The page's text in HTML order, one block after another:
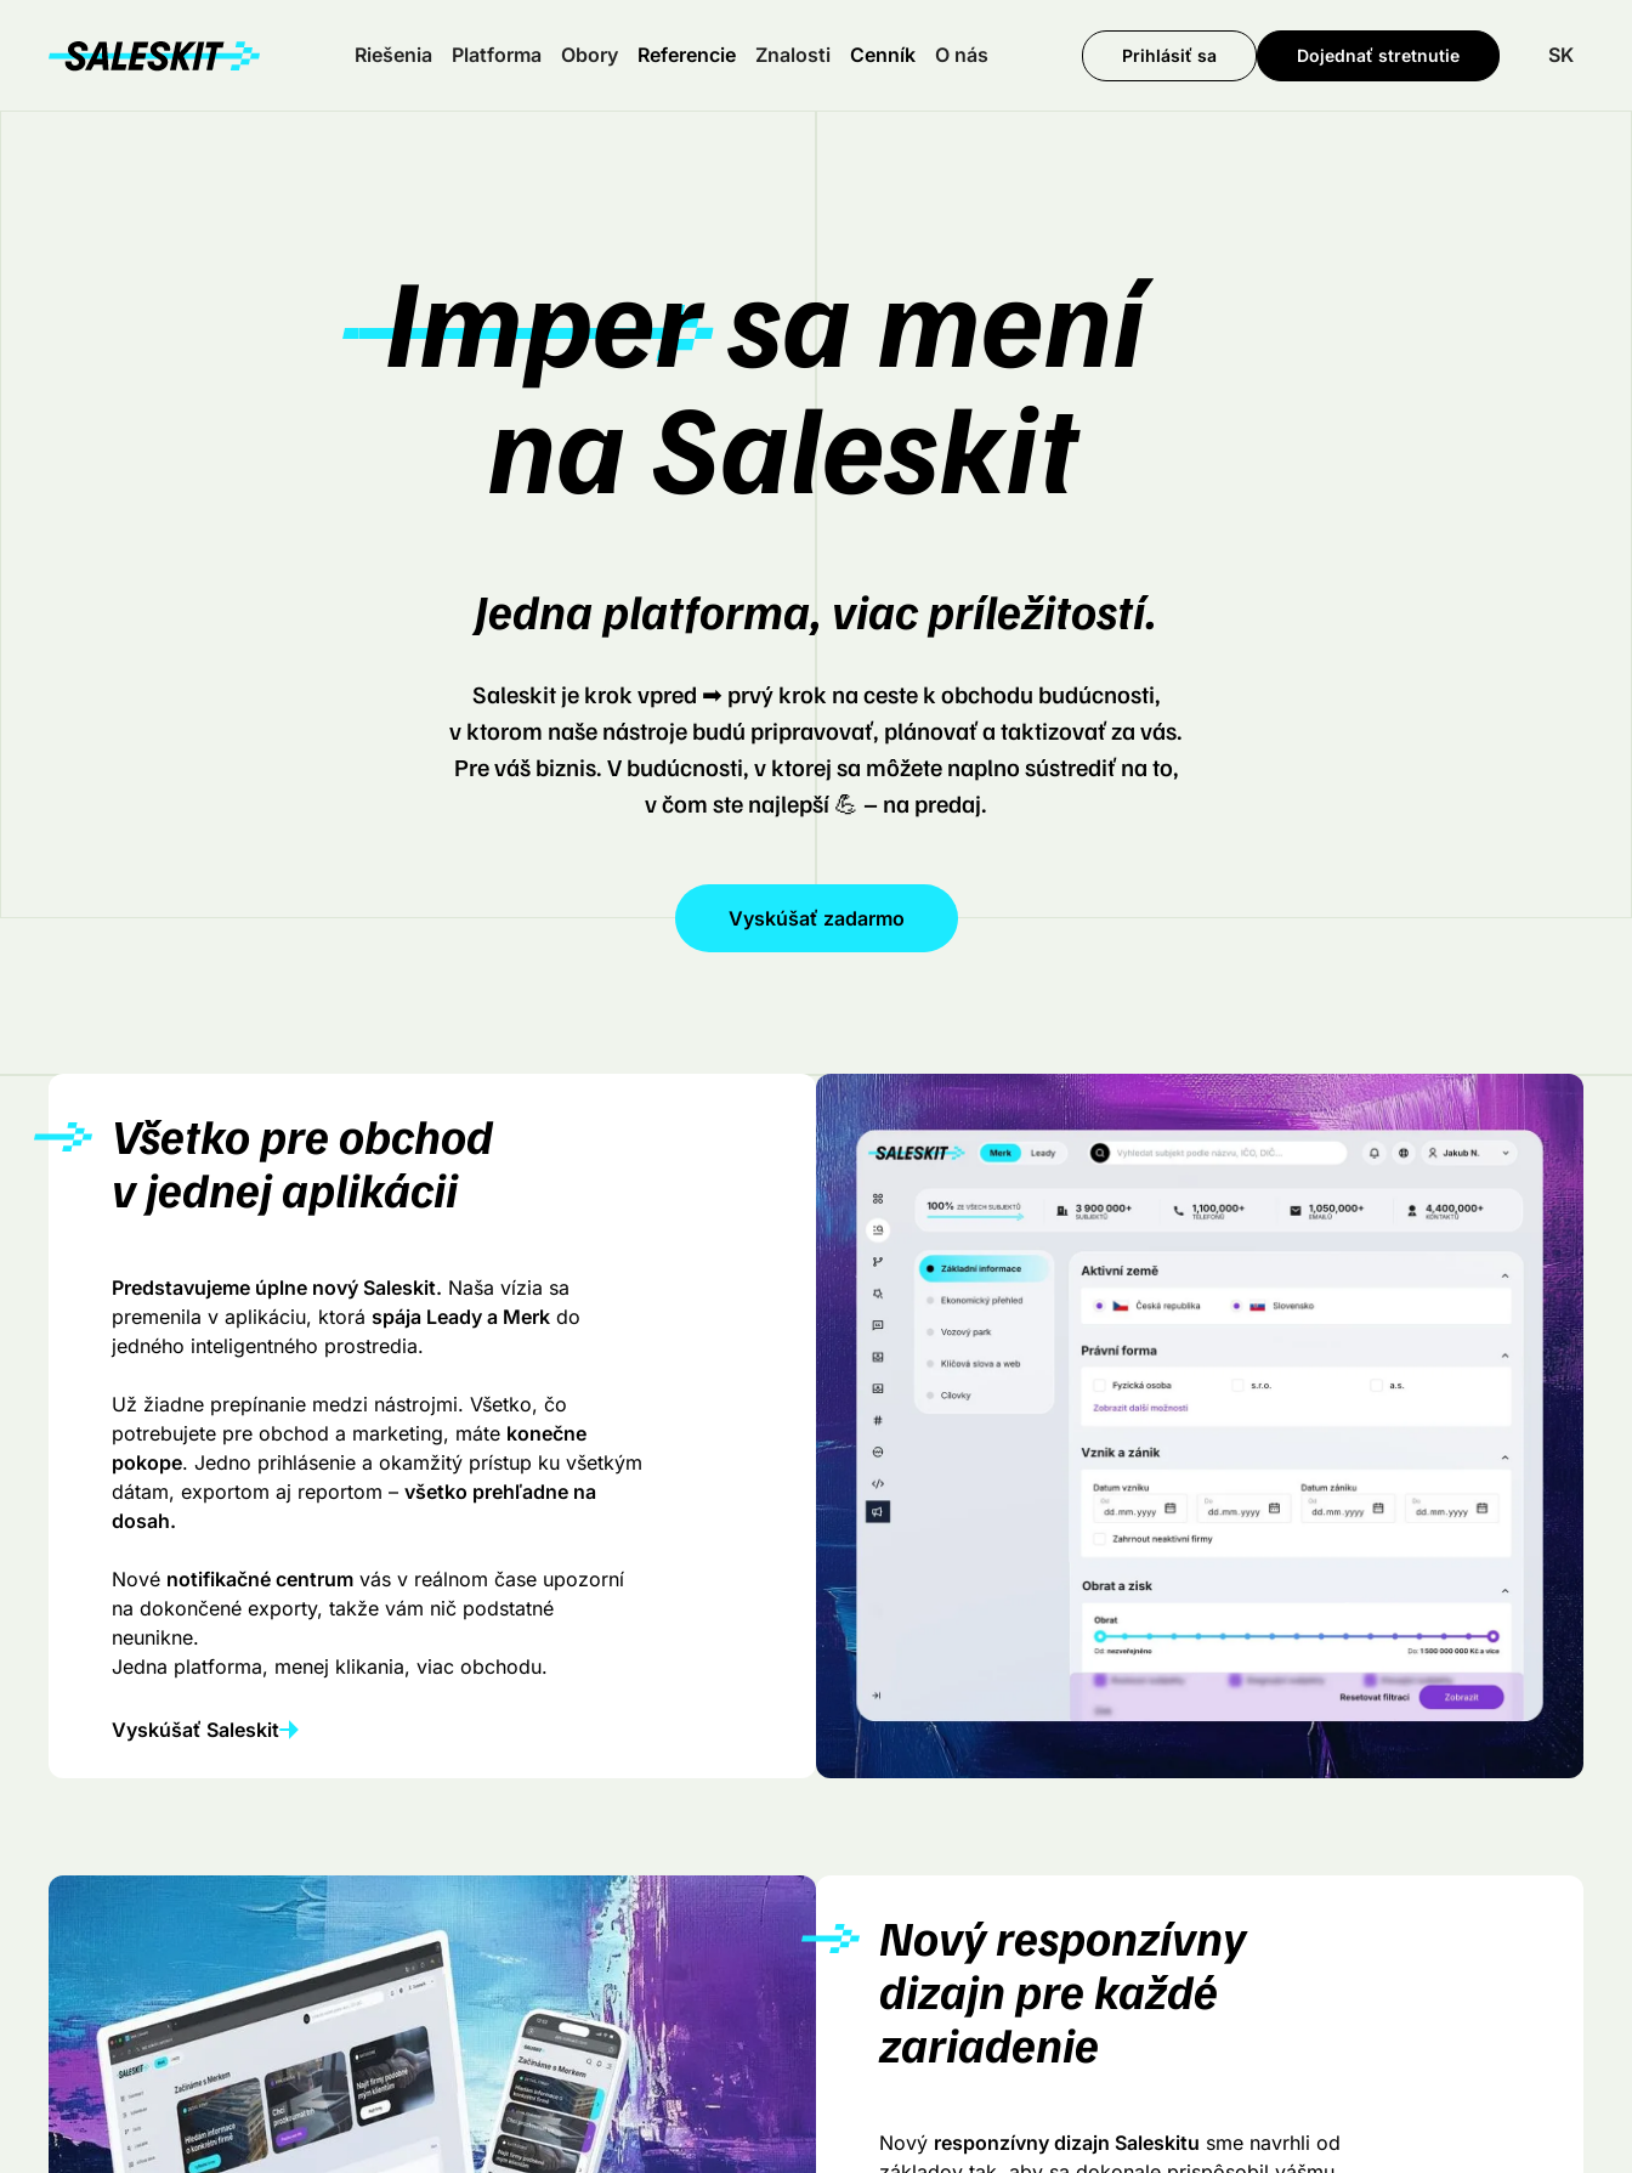
Riešenia Platforma Obory Referencie Znalosti Cenník O nás Prihlásiť sa Dojednať stretnutie SK
Imper sa mení
na Saleskit
Jedna platforma, viac príležitostí.
Saleskit je krok vpred ➡ prvý krok na ceste k obchodu budúcnosti,
v ktorom naše nástroje budú pripravovať, plánovať a taktizovať za vás.
Pre váš biznis. V budúcnosti, v ktorej sa môžete naplno sústrediť na to,
v čom ste najlepší 💪 – na predaj.
Vyskúšať zadarmo
Všetko pre obchod
v jednej aplikácii
Predstavujeme úplne nový Saleskit. Naša vízia sa
premenila v aplikáciu, ktorá spája Leady a Merk do
jedného inteligentného prostredia.
Už žiadne prepínanie medzi nástrojmi. Všetko, čo
potrebujete pre obchod a marketing, máte konečne
pokope. Jedno prihlásenie a okamžitý prístup ku všetkým
dátam, exportom aj reportom – všetko prehľadne na
dosah.
Nové notifikačné centrum vás v reálnom čase upozorní
na dokončené exporty, takže vám nič podstatné
neunikne.
Jedna platforma, menej klikania, viac obchodu.
Vyskúšať Saleskit
Nový responzívny
dizajn pre každé
zariadenie
Nový responzívny dizajn Saleskitu sme navrhli od